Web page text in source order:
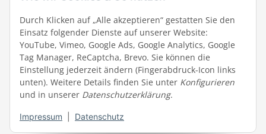
Durch Klicken auf „Alle akzeptieren“ gestatten Sie den
Einsatz folgender Dienste auf unserer Website:
YouTube, Vimeo, Google Ads, Google Analytics, Google
Tag Manager, ReCaptcha, Brevo. Sie können die
Einstellung jederzeit ändern (Fingerabdruck-Icon links
unten). Weitere Details finden Sie unter Konfigurieren
und in unserer Datenschutzerklärung.
Impressum Datenschutz